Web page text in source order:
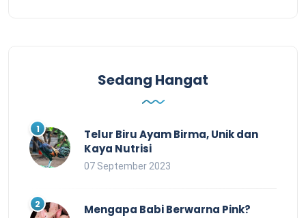
Sedang Hangat
Telur Biru Ayam Birma, Unik dan
Kaya Nutrisi
07 September 2023
Mengapa Babi Berwarna Pink?